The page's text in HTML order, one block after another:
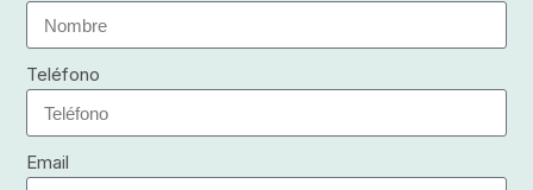
Teléfono
Email